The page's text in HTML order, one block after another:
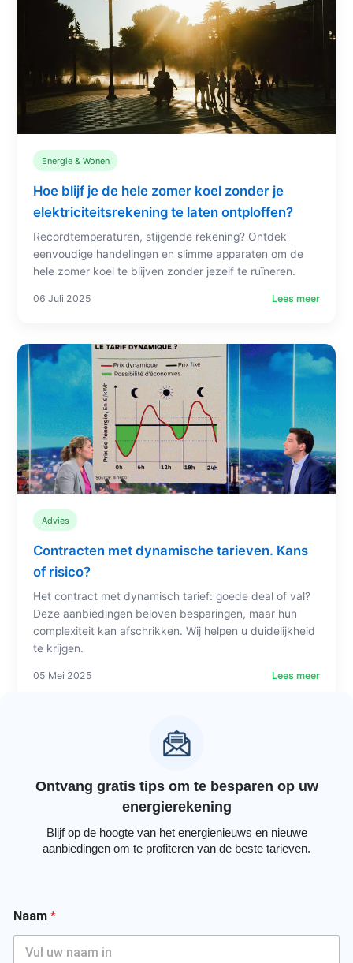
Energie & Wonen
Hoe blijf je de hele zomer koel zonder je
elektriciteitsrekening te laten ontploffen?
Recordtemperaturen, stijgende rekening? Ontdek
eenvoudige handelingen en slimme apparaten om de
hele zomer koel te blijven zonder jezelf te ruïneren.
06 Juli 2025 Lees meer
Advies
Contracten met dynamische tarieven. Kans
of risico?
Het contract met dynamisch tarief: goede deal of val?
Deze aanbiedingen beloven besparingen, maar hun
complexiteit kan afschrikken. Wij helpen u duidelijkheid
te krijgen.
05 Mei 2025 Lees meer
Ontvang gratis tips om te besparen op uw
energierekening
Blijf op de hoogte van het energienieuws en nieuwe
aanbiedingen om te profiteren van de beste tarieven.
Naam *